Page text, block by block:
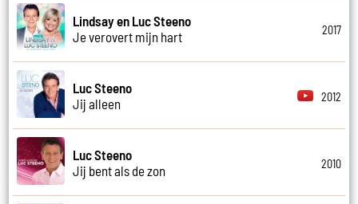
Lindsay en Luc Steeno
Je verovert mijn hart
2017
Luc Steeno
Jij alleen
2012
Luc Steeno
Jij bent als de zon
2010